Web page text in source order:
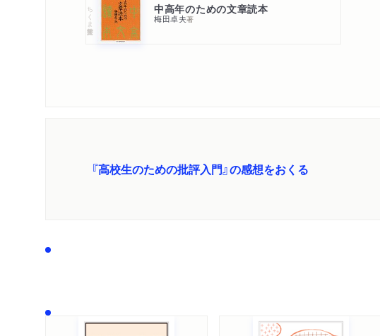
ちくま学芸文庫 中高年のための文章読本
梅田卓夫著
『高校生のための批評入門』の感想をおくる